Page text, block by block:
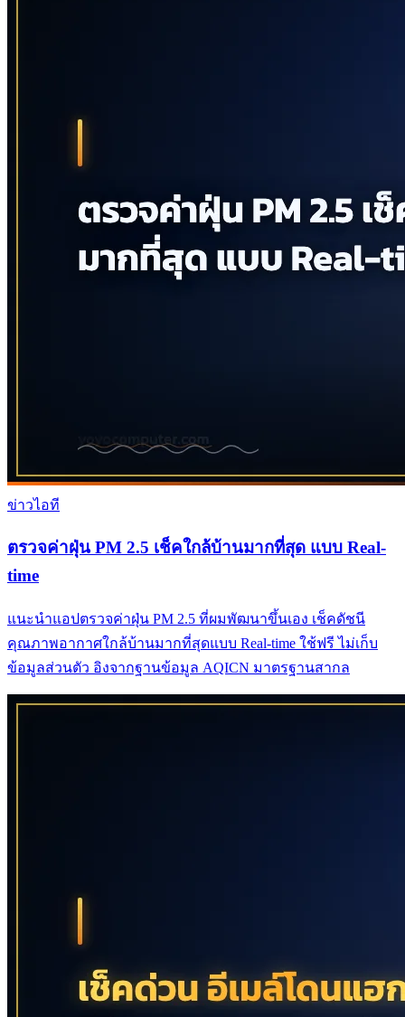
ข่าวไอที
ตรวจค่าฝุ่น PM 2.5 เช็คใกล้บ้านมากที่สุด แบบ Real-
time
แนะนำแอปตรวจค่าฝุ่น PM 2.5 ที่ผมพัฒนาขึ้นเอง เช็คดัชนี
คุณภาพอากาศใกล้บ้านมากที่สุดแบบ Real-time ใช้ฟรี ไม่เก็บ
ข้อมูลส่วนตัว อิงจากฐานข้อมูล AQICN มาตรฐานสากล